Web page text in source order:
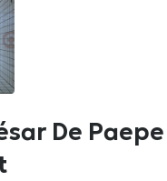
De Paepe